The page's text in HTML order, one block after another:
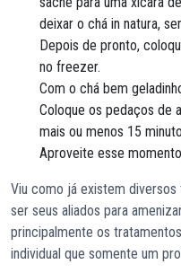
deixar o chá in natura,
Depois de pronto,
no freezer.
Com o chá bem
Coloque os pedaços de
mais ou menos 15
Aproveite esse
Viu como já existem
ser seus aliados para
principalmente os
individual que somente um